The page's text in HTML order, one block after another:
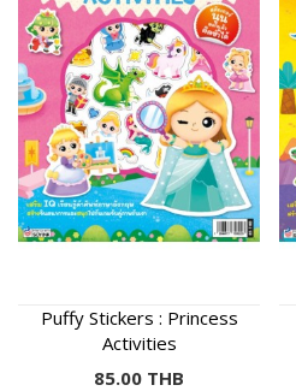
Puffy Stickers : Princess
Activities
85.00 THB